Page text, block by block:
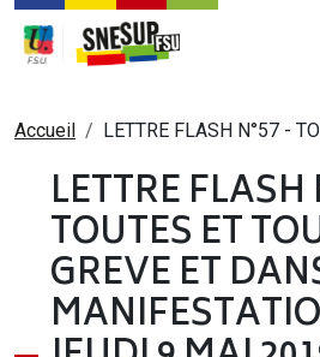
Aller au contenu principal
Fil d'Ariane
Accueil LETTRE FLASH N°57 -
LETTRE FLASH
TOUTES ET
GREVE ET